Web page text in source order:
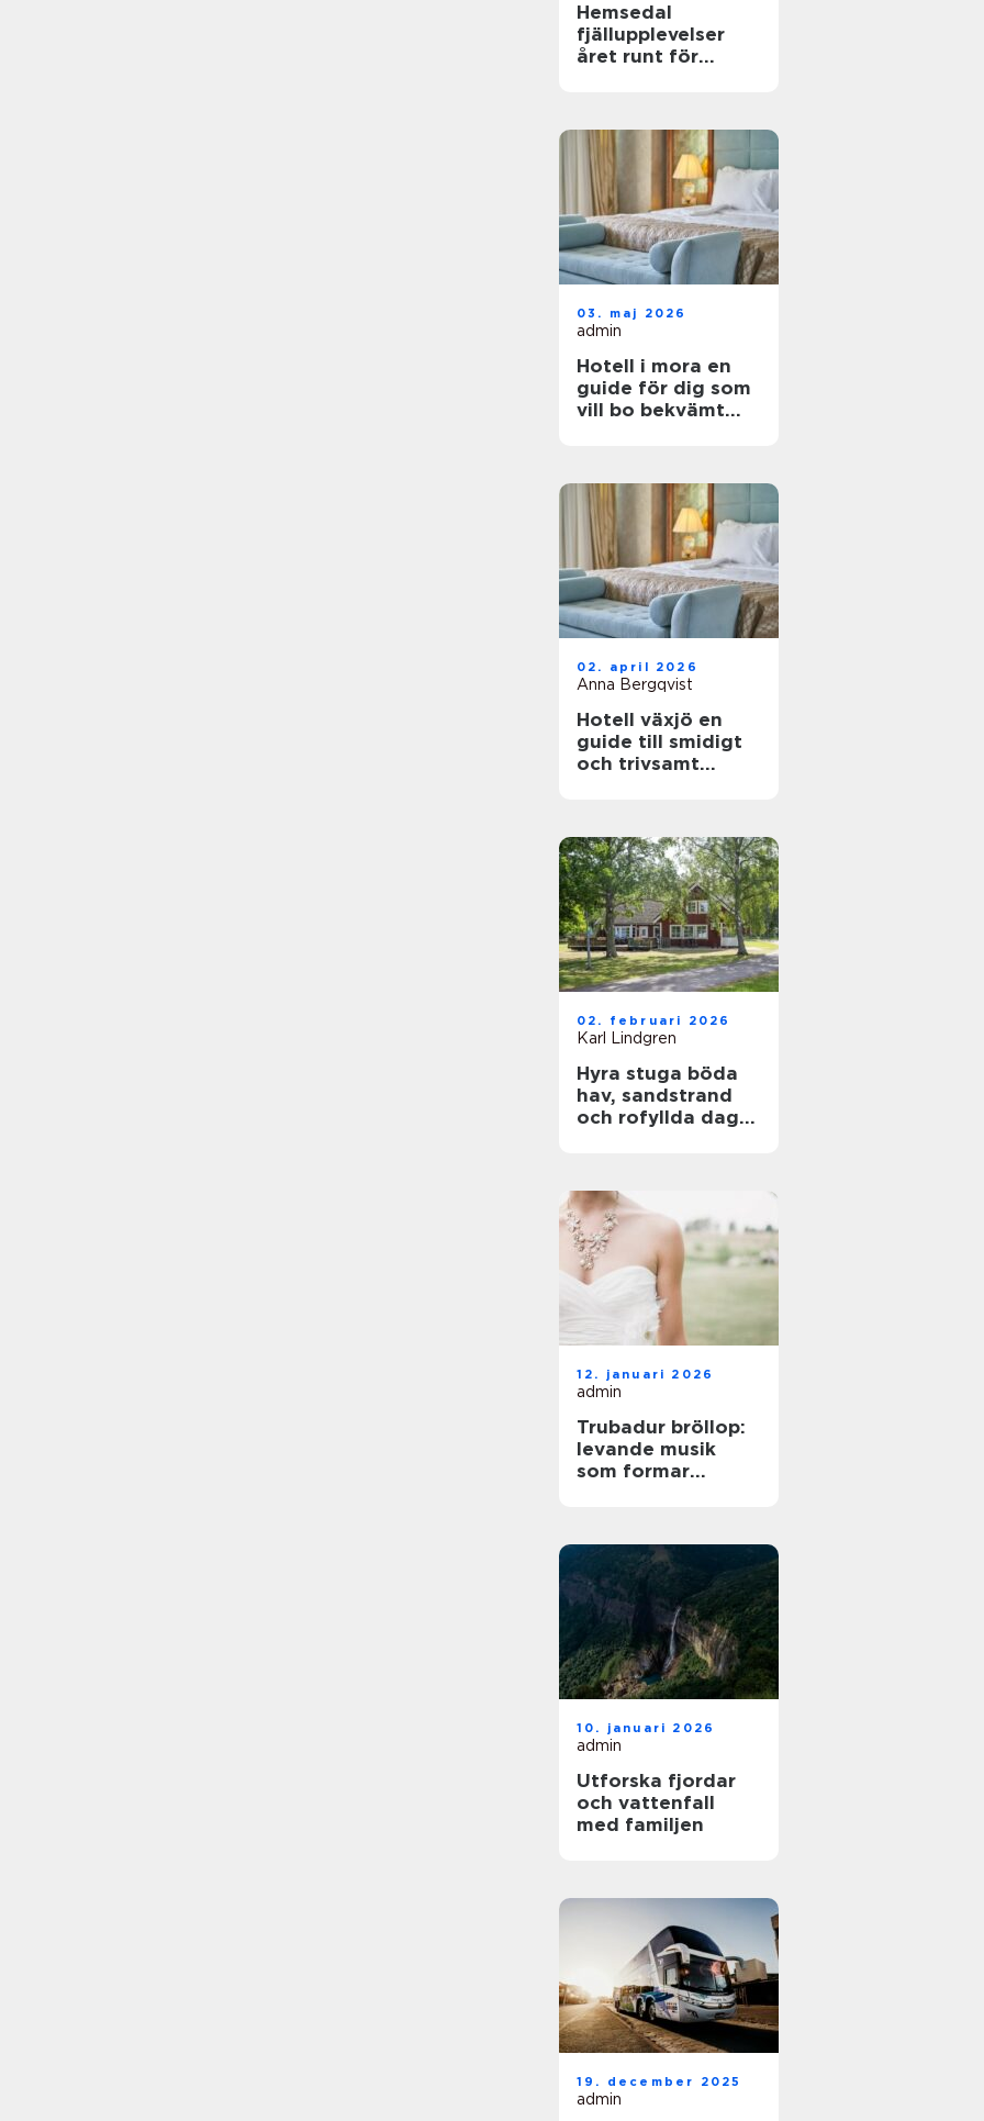
Hemsedal
fjällupplevelser
året runt för
03. maj 2026
admin
Hotell i mora en
guide för dig som
vill bo bekvämt
02. april 2026
Anna Bergqvist
Hotell växjö en
guide till smidigt
och trivsamt
02. februari 2026
Karl Lindgren
Hyra stuga böda
hav, sandstrand
och rofyllda dagar
12. januari 2026
admin
Trubadur bröllop:
levande musik
som formar
10. januari 2026
admin
Utforska fjordar
och vattenfall
med familjen
19. december 2025
admin